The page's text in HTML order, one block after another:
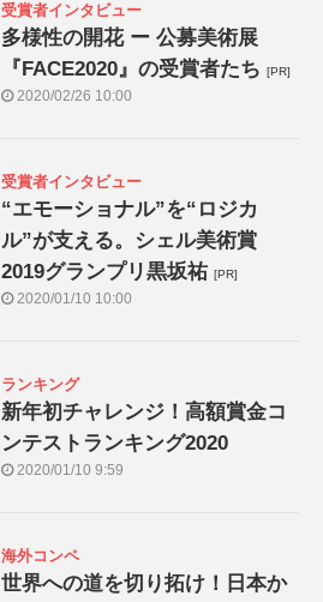
受賞者インタビュー
多様性の開花 ー 公募美術展
『FACE2020』の受賞者たち [PR]
2020/02/26 10:00
受賞者インタビュー
“エモーショナル”を“ロジカ
ル”が支える。シェル美術賞
2019グランプリ黒坂祐 [PR]
2020/01/10 10:00
ランキング
新年初チャレンジ！高額賞金コ
ンテストランキング2020
2020/01/10 9:59
海外コンペ
世界への道を切り拓け！日本か